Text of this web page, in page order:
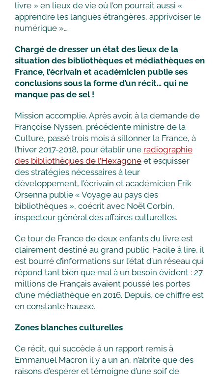
livre » en lieux de vie où l’on pourrait aussi «
apprendre les langues étrangères, apprivoiser le
numérique »…
Chargé de dresser un état des lieux de la
situation des bibliothèques et médiathèques en
France, l’écrivain et académicien publie ses
conclusions sous la forme d’un récit… qui ne
manque pas de sel !
Mission accomplie. Après avoir, à la demande de
Françoise Nyssen, précédente ministre de la
Culture, passé trois mois à sillonner la France, à
l’hiver 2017-2018, pour établir une radiographie
des bibliothèques de l’Hexagone et esquisser
des stratégies nécessaires à leur
développement, l’écrivain et académicien Erik
Orsenna publie « Voyage au pays des
bibliothèques », coécrit avec Noël Corbin,
inspecteur général des affaires culturelles.
Ce tour de France de deux enfants du livre est
clairement destiné au grand public. Facile à lire, il
est bourré d’informations sur l’état d’un réseau qui
répond tant bien que mal à un besoin évident : 27
millions de Français avaient poussé les portes
d’une médiathèque en 2016. Depuis, ce chiffre est
en constante hausse.
Zones blanches culturelles
Ce récit, qui succède à un rapport remis à
Emmanuel Macron il y a un an, n’abrite que des
raisons d’espérer et témoigne d’une soif de